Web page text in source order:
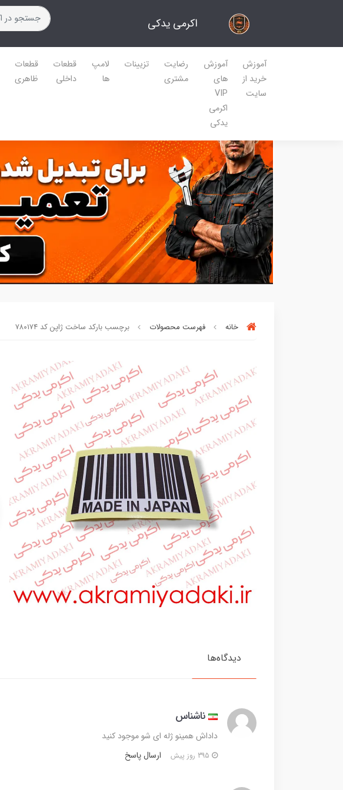
اکرمی یدکی
آموزش
خرید از
سایت
آموزش
های
VIP
اکرمی
یدکی
رضایت
مشتری
تزیینات
لامپ
ها
قطعات
داخلی
قطعات
ظاهری
خانه فهرست محصولات برچسب بارکد ساخت ژاپن کد ۷۸۰۱۷۴
90٪ خریداران ،از این محصول راضی بودن
دیدگاه‌ها
ناشناس
داداش همینو ژله ای شو موجود کنید
ارسال پاسخ